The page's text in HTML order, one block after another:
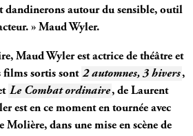
dandinerons autour du sensible, outil
» Maud Wyler.
Maud Wyler est actrice de théâtre et
films sortis sont 2 automnes, 3 hivers,
Le Combat ordinaire, de Laurent
est en ce moment en tournée avec
Molière, dans une mise en scène de